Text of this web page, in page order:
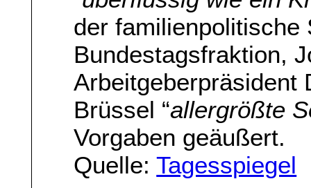
der familienpolitische
Bundestagsfraktion,
Arbeitgeberpräsident
Brüssel “allergrößte
Vorgaben geäußert.
Quelle:Tagesspiegel